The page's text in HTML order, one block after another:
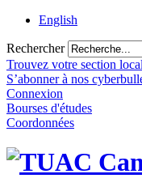
English
Rechercher
Trouvez votre section
S’abonner à nos
Connexion
Bourses d'études
Coordonnées